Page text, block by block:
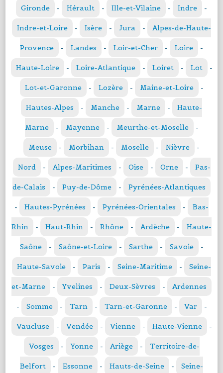
Gironde - Hérault - Ille-et-Vilaine - Indre -
Indre-et-Loire - Isère - Jura - Alpes-de-Haute-
Provence - Landes - Loir-et-Cher - Loire -
Haute-Loire - Loire-Atlantique - Loiret - Lot -
Lot-et-Garonne - Lozère - Maine-et-Loire -
Hautes-Alpes - Manche - Marne - Haute-
Marne - Mayenne - Meurthe-et-Moselle -
Meuse - Morbihan - Moselle - Nièvre -
Nord - Alpes-Maritimes - Oise - Orne - Pas-
de-Calais - Puy-de-Dôme - Pyrénées-Atlantiques
- Hautes-Pyrénées - Pyrénées-Orientales - Bas-
Rhin - Haut-Rhin - Rhône - Ardèche - Haute-
Saône - Saône-et-Loire - Sarthe - Savoie -
Haute-Savoie - Paris - Seine-Maritime - Seine-
et-Marne - Yvelines - Deux-Sèvres - Ardennes
- Somme - Tarn - Tarn-et-Garonne - Var -
Vaucluse - Vendée - Vienne - Haute-Vienne -
Vosges - Yonne - Ariège - Territoire-de-
Belfort - Essonne - Hauts-de-Seine - Seine-